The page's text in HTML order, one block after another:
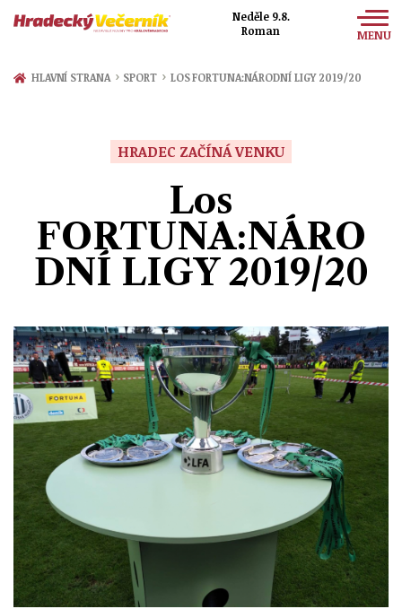
Neděle 9.8.
Roman
MENU
Zprávy
HLAVNÍ STRANA › SPORT › LOS FORTUNA:NÁRODNÍ LIGY 2019/20
HRADEC ZAČÍNÁ VENKU
Los
FORTUNA:NÁRO
DNÍ LIGY 2019/20